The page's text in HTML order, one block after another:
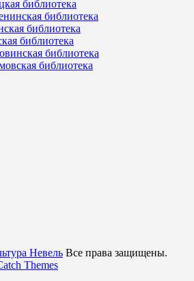
библиотека
библиотека
библиотека
библиотека
библиотека
библиотека
Невель Все права защищены.
Themes